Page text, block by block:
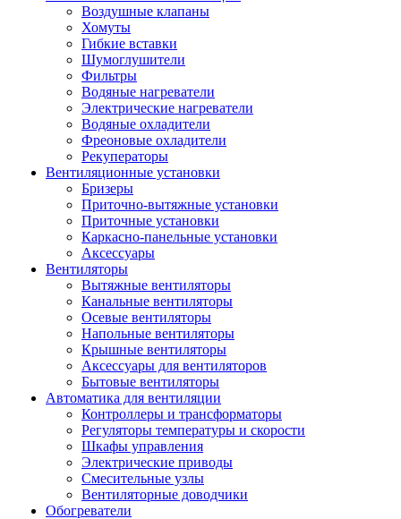
Воздушные клапаны
Хомуты
Гибкие вставки
Шумоглушители
Фильтры
Водяные нагреватели
Электрические нагреватели
Водяные охладители
Фреоновые охладители
Рекуператоры
Вентиляционные установки
Бризеры
Приточно-вытяжные установки
Приточные установки
Каркасно-панельные установки
Аксессуары
Вентиляторы
Вытяжные вентиляторы
Канальные вентиляторы
Осевые вентиляторы
Напольные вентиляторы
Крышные вентиляторы
Аксессуары для вентиляторов
Бытовые вентиляторы
Автоматика для вентиляции
Контроллеры и трансформаторы
Регуляторы температуры и скорости
Шкафы управления
Электрические приводы
Смесительные узлы
Вентиляторные доводчики
Обогреватели